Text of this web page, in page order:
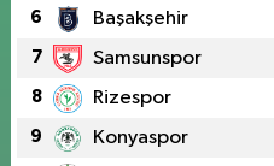
6 Başakşehir
7 Samsunspor
8 Rizespor
9 Konyaspor